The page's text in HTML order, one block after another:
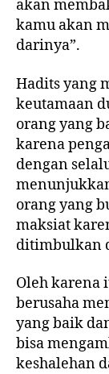
akan
kamu akan
darinya”.
Hadits yang
keutamaan
orang yang
karena
dengan
orang yang
maksiat
ditimbulkan
Oleh karena
berusaha
yang baik
bisa
keshalehan